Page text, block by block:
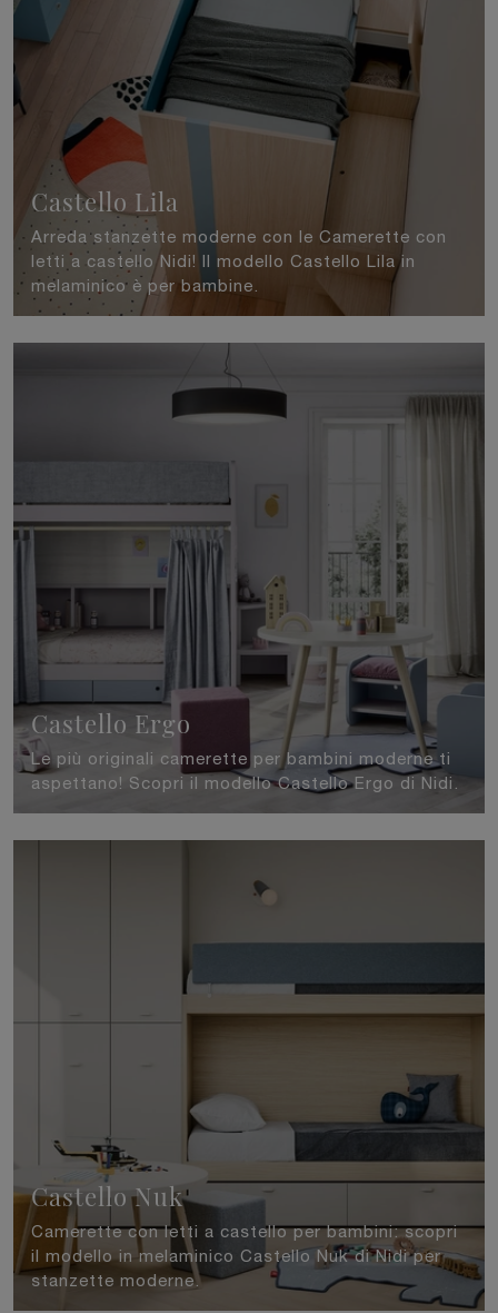
Castello Lila
Arreda stanzette moderne con le Camerette con
letti a castello Nidi! Il modello Castello Lila in
melaminico è per bambine.
Castello Ergo
Le più originali camerette per bambini moderne ti
aspettano! Scopri il modello Castello Ergo di Nidi.
Castello Nuk
Camerette con letti a castello per bambini: scopri
il modello in melaminico Castello Nuk di Nidi per
stanzette moderne.